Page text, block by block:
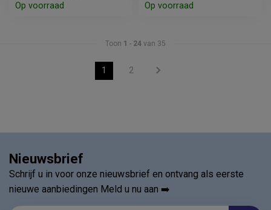
Op voorraad
Op voorraad
Toon 1 - 24 van 35
1 2
Nieuwsbrief
Schrijf u in voor onze nieuwsbrief en ontvang als eerste
nieuwe aanbiedingen Meld u nu aan ➡️